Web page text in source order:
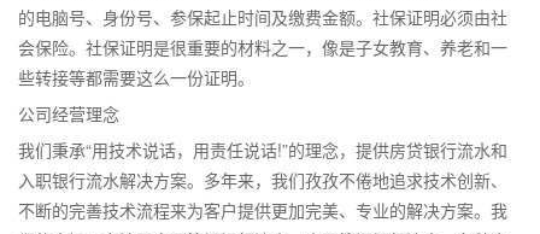
的电脑号、身份号、参保起止时间及缴费金额。社保证明必须由社
会保险。社保证明是很重要的材料之一，像是子女教育、养老和一
些转接等都需要这么一份证明。
公司经营理念
我们秉承“用技术说话，用责任说话!”的理念，提供房贷银行流水和
入职银行流水解决方案。多年来，我们孜孜不倦地追求技术创新、
不断的完善技术流程来为客户提供更加完美、专业的解决方案。我